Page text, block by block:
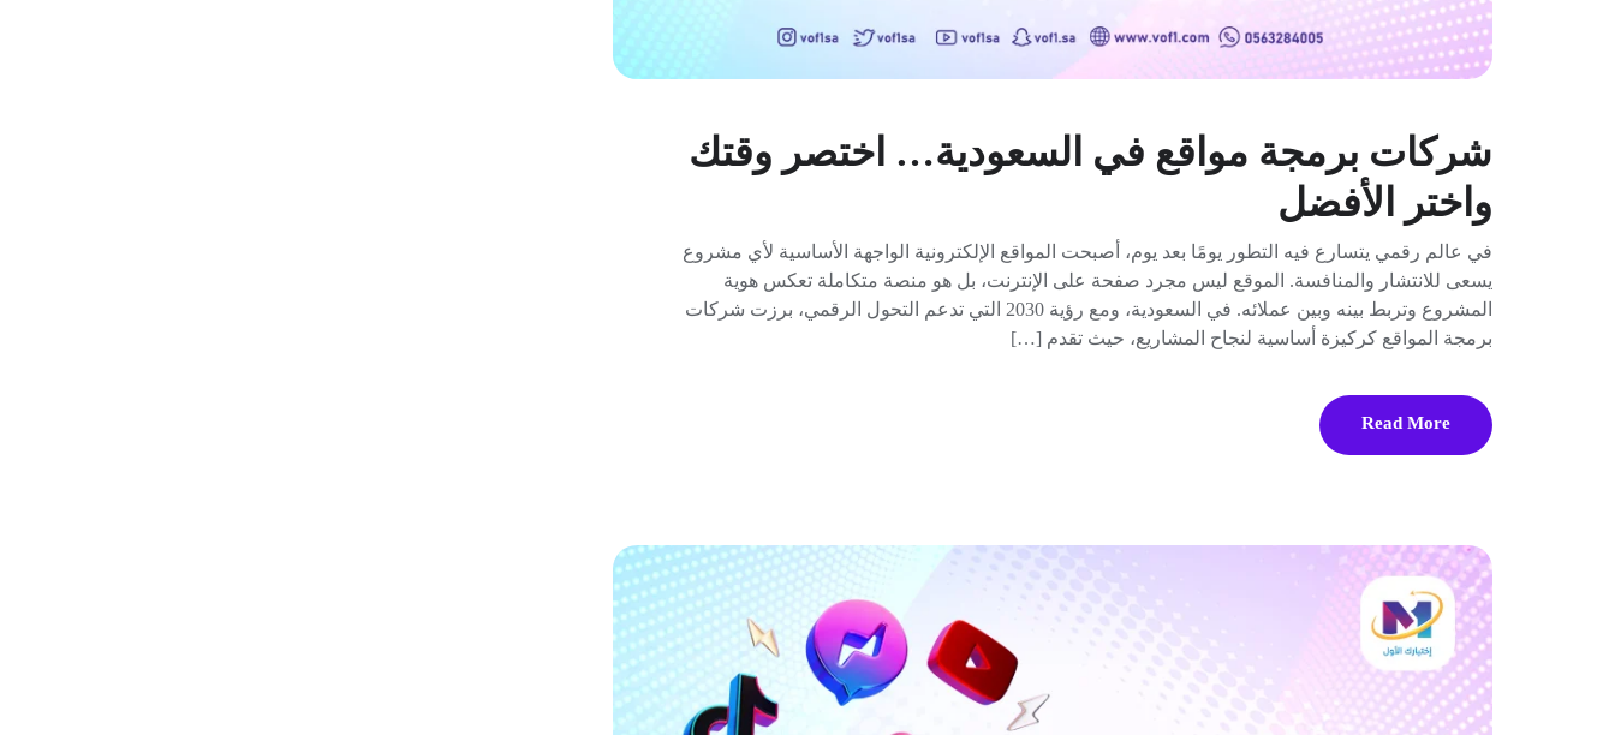
شركات برمجة مواقع في السعودية… اختصر وقتك
واختر الأفضل
في عالم رقمي يتسارع فيه التطور يومًا بعد يوم، أصبحت المواقع الإلكترونية الواجهة الأساسية لأي مشروع
يسعى للانتشار والمنافسة. الموقع ليس مجرد صفحة على الإنترنت، بل هو منصة متكاملة تعكس هوية
المشروع وتربط بينه وبين عملائه. في السعودية، ومع رؤية 2030 التي تدعم التحول الرقمي، برزت شركات
برمجة المواقع كركيزة أساسية لنجاح المشاريع، حيث تقدم […]
Read More